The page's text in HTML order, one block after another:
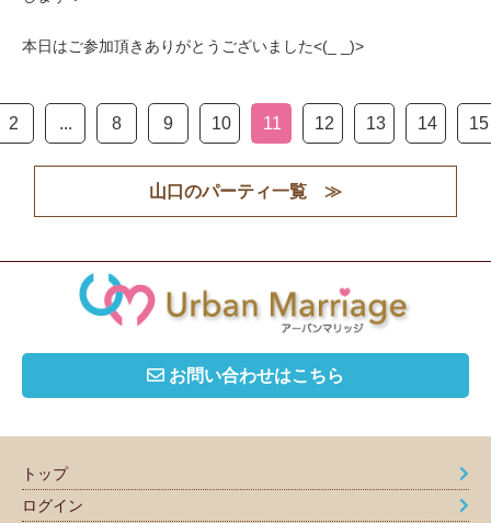
本日はご参加頂きありがとうございました<(_ _)>
2 ... 8 9 10 11 12 13 14 15
山口のパーティ一覧 ≫
お問い合わせはこちら
トップ
ログイン